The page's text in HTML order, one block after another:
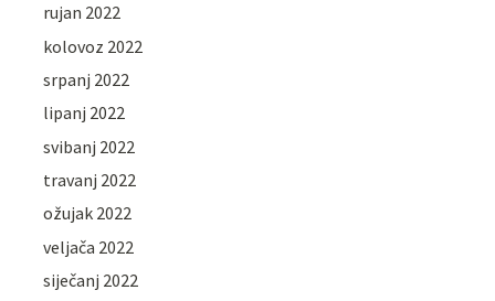
rujan 2022
kolovoz 2022
srpanj 2022
lipanj 2022
svibanj 2022
travanj 2022
ožujak 2022
veljača 2022
siječanj 2022